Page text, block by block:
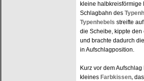
kleine halbkreisförmige
Schlagbahn des
Typenhebels streifte
die Scheibe, kippte
und brachte dadurch
in Aufschlagposition.
Kurz vor dem
kleines Farbkissen,